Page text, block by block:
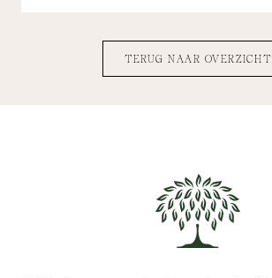
TERUG NAAR OVERZICHT